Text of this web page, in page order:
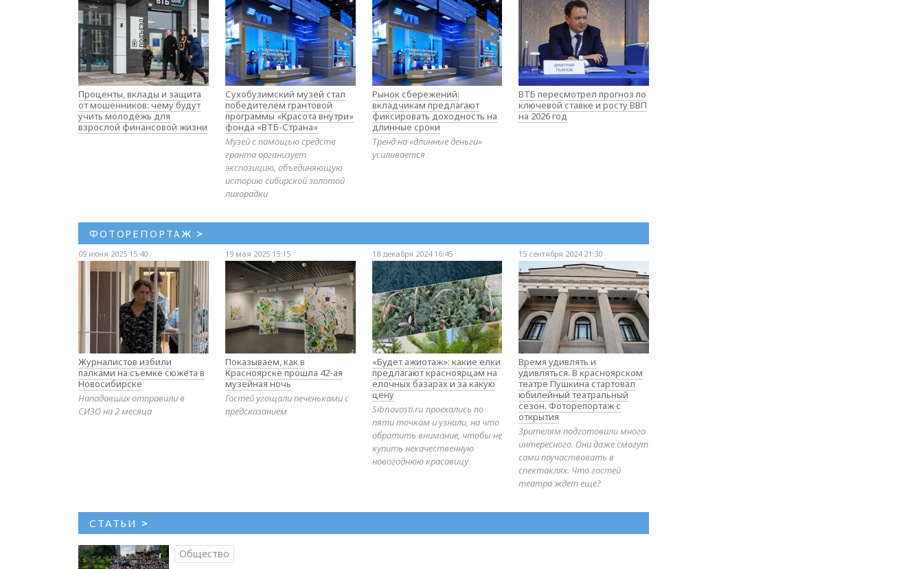
Проценты, вклады и защита
от мошенников: чему будут
учить молодёжь для
взрослой финансовой жизни
Сухобузимский музей стал
победителем грантовой
программы «Красота внутри»
фонда «ВТБ-Страна»
Музей с помощью средств
гранта организует
экспозицию, объединяющую
историю сибирской золотой
лихорадки
Рынок сбережений:
вкладчикам предлагают
фиксировать доходность на
длинные сроки
Тренд на «длинные деньги»
усиливается
ВТБ пересмотрел прогноз по
ключевой ставке и росту ВВП
на 2026 год
ФОТОРЕПОРТАЖ >
09 июня 2025 15:40
Журналистов избили
палками на съемке сюжета в
Новосибирске
Нападавших отправили в
СИЗО на 2 месяца
19 мая 2025 15:15
Показываем, как в
Красноярске прошла 42-ая
музейная ночь
Гостей угощали печеньками с
предсказанием
18 декабря 2024 16:45
«Будет ажиотаж»: какие елки
предлагают красноярцам на
елочных базарах и за какую
цену
Sibnovosti.ru проехались по
пяти точкам и узнали, на что
обратить внимание, чтобы не
купить некачественную
новогоднюю красавицу
15 сентября 2024 21:30
Время удивлять и
удивляться. В красноярском
театре Пушкина стартовал
юбилейный театральный
сезон. Фоторепортаж с
открытия
Зрителям подготовили много
интересного. Они даже смогут
сами поучаствовать в
спектаклях. Что гостей
театра ждет еще?
СТАТЬИ >
Общество